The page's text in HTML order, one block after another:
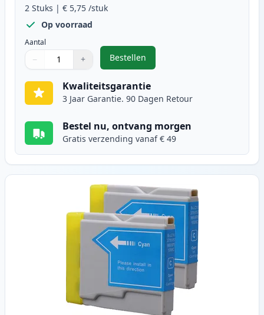
2 Stuks | € 5,75 /stuk
Op voorraad
Aantal
Gebruik de knoppen om aan te passen
− +
1
Bestellen
,2 stuks Brother LC1000BK
Kwaliteitsgarantie
3 Jaar Garantie. 90 Dagen Retour
Bestel nu, ontvang morgen
Gratis verzending vanaf € 49